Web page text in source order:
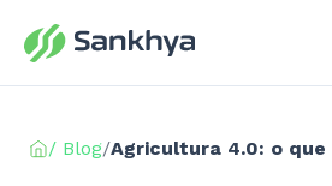
/ Blog/